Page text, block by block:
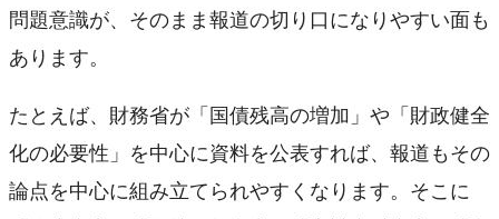
問題意識が、そのまま報道の切り口になりやすい面も
あります。
たとえば、財務省が「国債残高の増加」や「財政健全
化の必要性」を中心に資料を公表すれば、報道もその
論点を中心に組み立てられやすくなります。そこに